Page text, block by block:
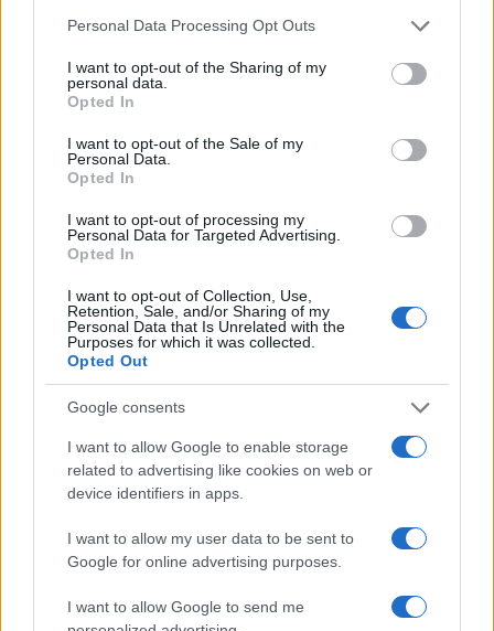
Personal Data Processing Opt Outs
I want to opt-out of the Sharing of my
personal data.
Opted In
I want to opt-out of the Sale of my
Personal Data.
Opted In
I want to opt-out of processing my
Personal Data for Targeted Advertising.
Opted In
I want to opt-out of Collection, Use,
Retention, Sale, and/or Sharing of my
Personal Data that Is Unrelated with the
Purposes for which it was collected.
Opted Out
Google consents
I want to allow Google to enable storage
related to advertising like cookies on web or
device identifiers in apps.
I want to allow my user data to be sent to
Google for online advertising purposes.
I want to allow Google to send me
sposarsi, si sono già sposate, se dovevano fare
hanno fatto anche quello e quindi diciamo che io
le prendo che hanno fatto tutti e quattro i giri di
boa, quindi sono lì belle e tranquille con me al
mio fianco e lavorano h24”.
Un susseguirsi di
ovvietà
È bastato questo per scatenare l’ira funesta
dell’associazione anti discriminazioni e per
apporre con effetto immediatol’etichetta della
sessistadi turno sul petto della stilista. Come se
quanto da lei detto non corrispondesse
effettivamente a verità, o se l’intento di Elisabetta
Franchi fosse quello di colpire le donne in quanto
tali e non quello di sollevare un tema serio, che
pone i riflettori su alcune criticità del mercato del
lavoro in Italia. Altro che discriminazione.
Ma questo, evidentemente, ai sacerdoti della